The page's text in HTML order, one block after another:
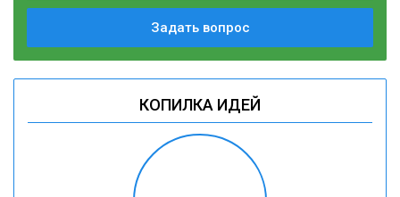
Задать вопрос
КОПИЛКА ИДЕЙ